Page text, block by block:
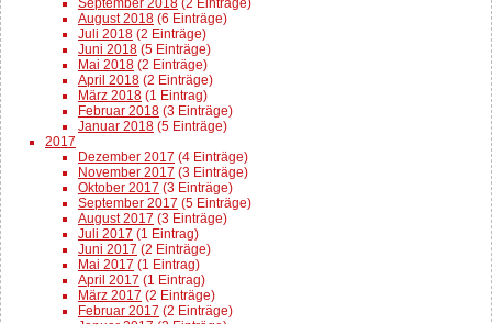
September 2018 (2 Einträge)
August 2018 (6 Einträge)
Juli 2018 (2 Einträge)
Juni 2018 (5 Einträge)
Mai 2018 (2 Einträge)
April 2018 (2 Einträge)
März 2018 (1 Eintrag)
Februar 2018 (3 Einträge)
Januar 2018 (5 Einträge)
2017
Dezember 2017 (4 Einträge)
November 2017 (3 Einträge)
Oktober 2017 (3 Einträge)
September 2017 (5 Einträge)
August 2017 (3 Einträge)
Juli 2017 (1 Eintrag)
Juni 2017 (2 Einträge)
Mai 2017 (1 Eintrag)
April 2017 (1 Eintrag)
März 2017 (2 Einträge)
Februar 2017 (2 Einträge)